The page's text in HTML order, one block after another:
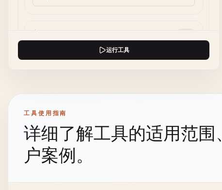
关键词
参数设置
运行工具
工具使用指南
详细了解工具的适用范围
户案例。